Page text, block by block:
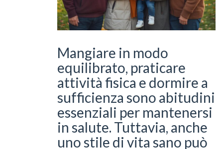
Mangiare in modo
equilibrato, praticare
attività fisica e dormire a
sufficienza sono abitudini
essenziali per mantenersi
in salute. Tuttavia, anche
uno stile di vita sano può